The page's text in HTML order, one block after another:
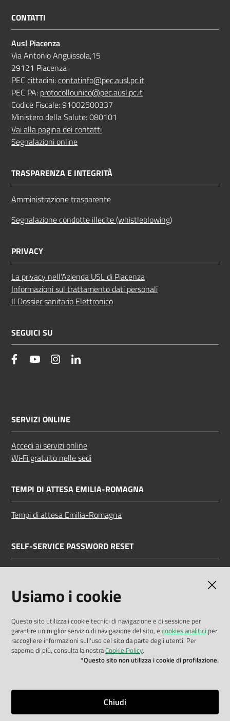
CONTATTI
Ausl Piacenza
Via Antonio Anguissola,15
29121 Piacenza
PEC cittadini:contatinfo@pec.ausl.pc.it
PEC PA: protocollounico@pec.ausl.pc.it
Codice Fiscale: 91002500337
Ministero della Salute: 080101
Vai alla pagina dei contatti
Segnalazioni online
TRASPARENZA E INTEGRITÀ
Amministrazione trasparente
Segnalazione condotte illecite (whistleblowing)
PRIVACY
La privacy nell’Azienda USL di Piacenza
Informazioni sul trattamento dati personali
Il Dossier sanitario Elettronico
SEGUICI SU
facebookYouTube Instagram
SERVIZI ONLINE
Accedi ai servizi online
Wi‑Fi gratuito nelle sedi
TEMPI DI ATTESA EMILIA-ROMAGNA
Tempi di attesa Emilia-Romagna
SELF-SERVICE PASSWORD RESET
Dichiarazione di accessibilità
Privacy policy
Mappa del sito
Usiamo i cookie
Questo sito utilizza i cookie tecnici di navigazione e di sessione per
garantire un miglior servizio di navigazione del sito, e cookies analitici per
raccogliere informazioni sull'uso del sito da parte degli utenti. Per
saperne di più, consulta la nostraCookie Policy.
*Questo sito non utilizza i cookie di profilazione.
Chiudi